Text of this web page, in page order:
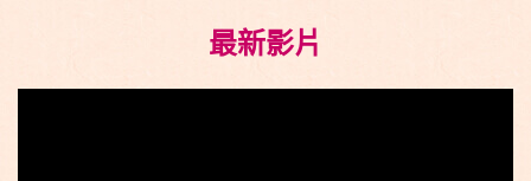
最新影片